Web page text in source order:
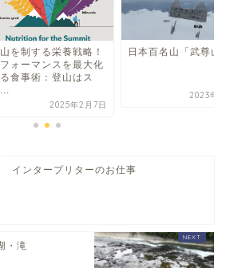
本百名山「武尊山」
登山初心者向けト
2025年1
インタープリターのお仕事
・滝